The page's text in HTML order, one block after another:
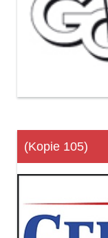
(Kopie 105)